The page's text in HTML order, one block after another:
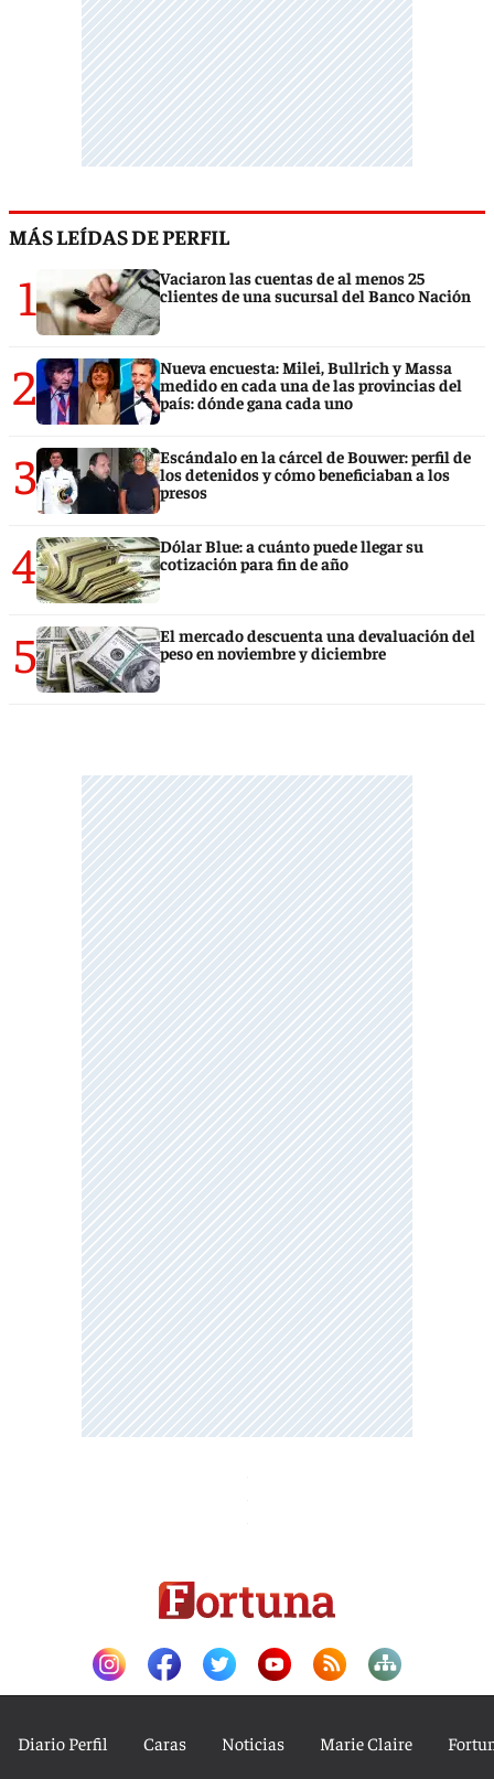
MÁS LEÍDAS DE PERFIL
1
Vaciaron las cuentas de al menos 25
clientes de una sucursal del Banco Nación
2
Nueva encuesta: Milei, Bullrich y Massa
medido en cada una de las provincias del
país: dónde gana cada uno
3
Escándalo en la cárcel de Bouwer: perfil de
los detenidos y cómo beneficiaban a los
presos
4
Dólar Blue: a cuánto puede llegar su
cotización para fin de año
5
El mercado descuenta una devaluación del
peso en noviembre y diciembre
Diario Perfil Caras Noticias Marie Claire